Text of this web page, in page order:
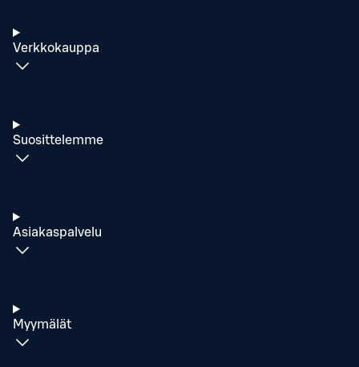
Verkkokauppa
Suosittelemme
Asiakaspalvelu
Myymälät